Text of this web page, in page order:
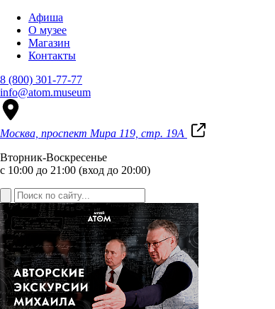
Афиша
О музее
Магазин
Контакты
8 (800) 301-77-77
info@atom.museum
Москва, проспект Мира 119, стр. 19А
Вторник-Воскресенье
с 10:00 до 21:00 (вход до 20:00)